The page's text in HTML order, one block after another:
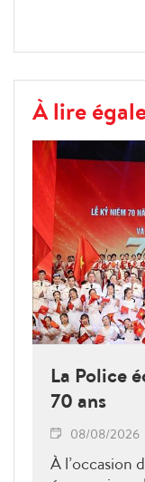
À lire
La Police
70 ans
08/08/2026
À l’occasion